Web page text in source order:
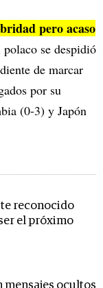
pero acaso
polaco se despidió
de marcar
por su
(0-3) y Japón
reconocido
el próximo
mensajes ocultos